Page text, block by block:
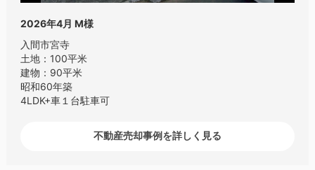
2026年4月 M様
入間市宮寺
土地：100平米
建物：90平米
昭和60年築
4LDK+車１台駐車可
不動産売却事例を詳しく見る